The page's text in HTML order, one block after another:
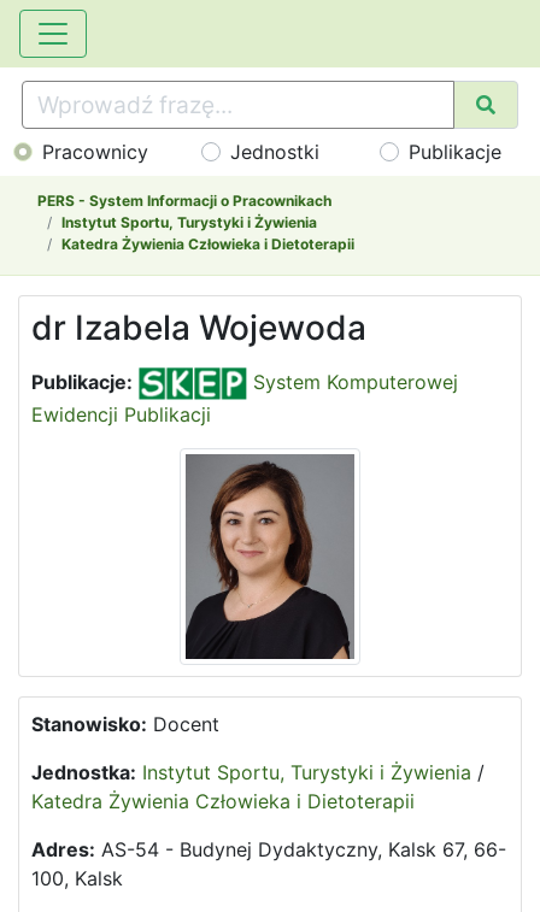
Pracownicy Jednostki Publikacje
PERS - System Informacji o Pracownikach
Instytut Sportu, Turystyki i Żywienia
Katedra Żywienia Człowieka i Dietoterapii
dr Izabela Wojewoda
Publikacje:
System Komputerowej
Ewidencji Publikacji
Stanowisko: Docent
Jednostka: Instytut Sportu, Turystyki i Żywienia /
Katedra Żywienia Człowieka i Dietoterapii
Adres: AS-54 - Budynej Dydaktyczny, Kalsk 67, 66-
100, Kalsk